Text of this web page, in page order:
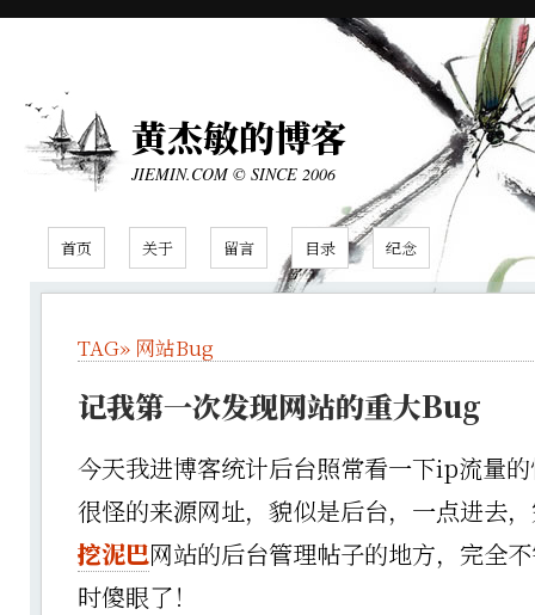
黄杰敏的博客
JIEMIN.COM © SINCE 2006
首页 关于 留言 目录 纪念
TAG» 网站Bug
记我第一次发现网站的重大Bug
今天我进博客统计后台照常看一下ip流量
很怪的来源网址，貌似是后台，一点进去
挖泥巴网站的后台管理帖子的地方，完全
时傻眼了！